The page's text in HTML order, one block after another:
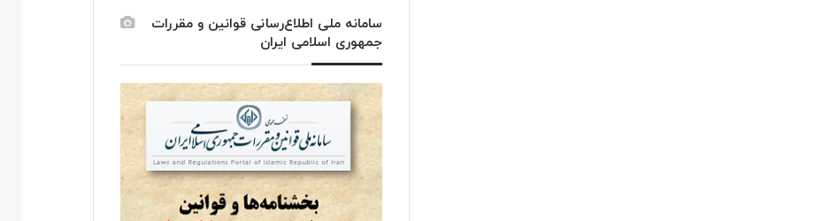
سامانه ملی اطلاع‌رسانی قوانین و مقررات
جمهوری اسلامی ایران